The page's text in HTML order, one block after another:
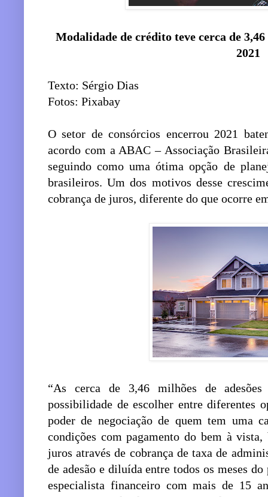
Modalidade de crédito teve cerca de
2021
Texto: Sérgio Dias
Fotos: Pixabay
O setor de consórcios encerrou 2021
acordo com a ABAC – Associação
seguindo como uma ótima opção de
brasileiros. Um dos motivos desse
cobrança de juros, diferente do que ocorre
“As cerca de 3,46 milhões de
possibilidade de escolher entre diferentes
poder de negociação de quem tem uma
condições com pagamento do bem à
juros através de cobrança de taxa de
de adesão e diluída entre todos os meses
especialista financeiro com mais de 15